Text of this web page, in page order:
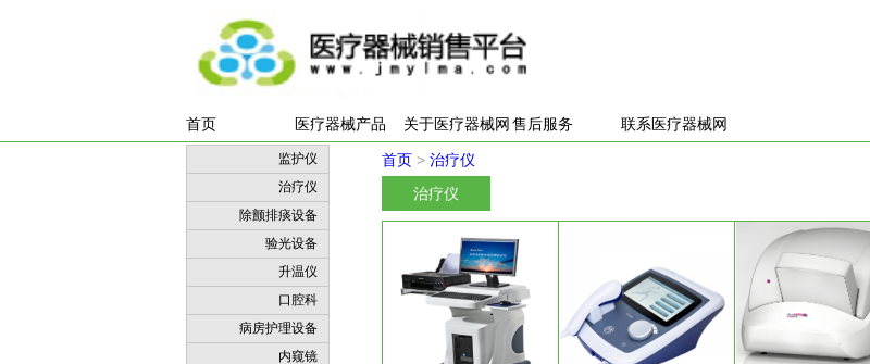
首页 医疗器械产品 关于医疗器械网售后服务 联系医疗器械网
监护仪
治疗仪
除颤排痰设备
验光设备
升温仪
口腔科
病房护理设备
内窥镜
首页 > 治疗仪
治疗仪